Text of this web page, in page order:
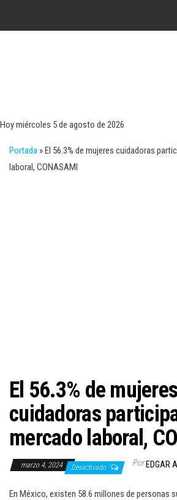
Hoy miércoles 5 de agosto de 2026
Portada »El 56.3% de mujeres cuidadoras
laboral, CONASAMI
El 56.3% de mujeres
cuidadoras
mercado laboral,
marzo 4, 2024 Desactivado Por EDGAR
En México, existen 58.6 millones de personas